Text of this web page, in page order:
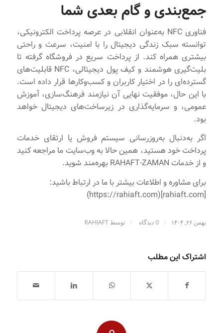
جمع‌بندی و گام بعدی شما
فناوری NFC به‌عنوان انقلابی در عرصه پرداخت الکترونیکی،
توانسته سبک زندگی دیجیتال را با امنیت، سرعت و راحتی
بیشتری همراه کند. از پرداخت سریع در فروشگاه گرفته تا
بلیت‌گیری هوشمند و کیف پول دیجیتالی، NFC قابلیت‌های
گسترده‌ای را در اختیار کاربران و کسب‌وکارها قرار داده است.
با این حال، موفقیت نهایی آن نیازمند فرهنگ‌سازی، آموزش
عمومی، و سرمایه‌گذاری در زیرساخت‌های دیجیتال خواهد
بود.
اگر به‌دنبال به‌روزرسانی سیستم فروش یا ارتقای خدمات
پرداخت خود هستید، همین حالا به وب‌سایت ما مراجعه کنید
و از خدمات RAHAFT-ZAMAN بهره‌مند شوید.
برای مشاوره و اطلاعات بیشتر با ما در ارتباط باشید:
[rahiaft.com](https://rahiaft.com)
بهمن ۲۶, ۱۴۰۴ / 0 دیدگاه / توسط RAHIAFT
اشتراک این مطلب